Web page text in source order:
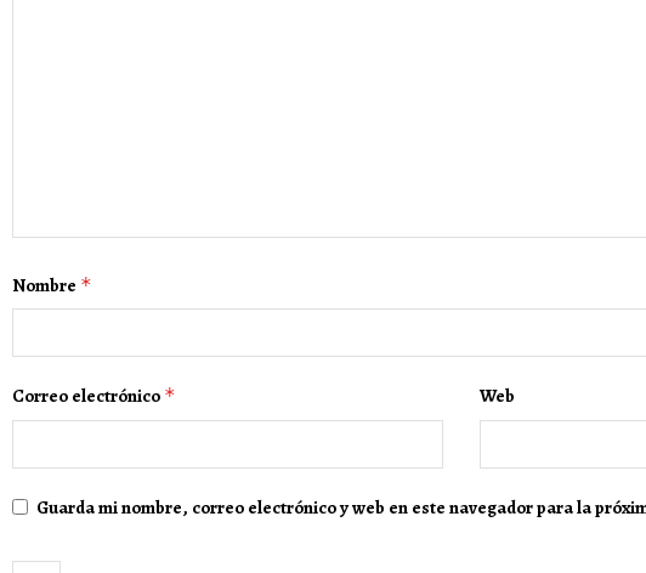
Nombre *
Correo electrónico * Web
Guarda mi nombre, correo electrónico y web en este navegador para la